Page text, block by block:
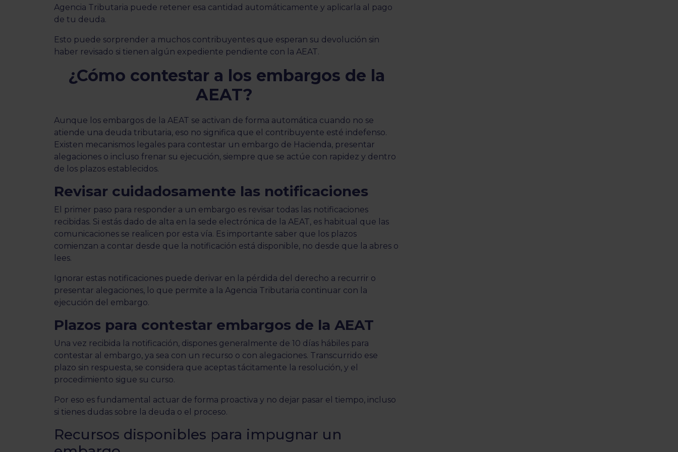
Agencia Tributaria puede retener esa cantidad automáticamente y aplicarla al pago
de tu deuda.
Esto puede sorprender a muchos contribuyentes que esperan su devolución sin
haber revisado si tienen algún expediente pendiente con la AEAT.
¿Cómo contestar a los embargos de la
AEAT?
Aunque los embargos de la AEAT se activan de forma automática cuando no se
atiende una deuda tributaria, eso no significa que el contribuyente esté indefenso.
Existen mecanismos legales para contestar un embargo de Hacienda, presentar
alegaciones o incluso frenar su ejecución, siempre que se actúe con rapidez y dentro
de los plazos establecidos.
Revisar cuidadosamente las notificaciones
El primer paso para responder a un embargo es revisar todas las notificaciones
recibidas. Si estás dado de alta en la sede electrónica de la AEAT, es habitual que las
comunicaciones se realicen por esta vía. Es importante saber que los plazos
comienzan a contar desde que la notificación está disponible, no desde que la abres o
lees.
Ignorar estas notificaciones puede derivar en la pérdida del derecho a recurrir o
presentar alegaciones, lo que permite a la Agencia Tributaria continuar con la
ejecución del embargo.
Plazos para contestar embargos de la AEAT
Una vez recibida la notificación, dispones generalmente de 10 días hábiles para
contestar al embargo, ya sea con un recurso o con alegaciones. Transcurrido ese
plazo sin respuesta, se considera que aceptas tácitamente la resolución, y el
procedimiento sigue su curso.
Por eso es fundamental actuar de forma proactiva y no dejar pasar el tiempo, incluso
si tienes dudas sobre la deuda o el proceso.
Recursos disponibles para impugnar un